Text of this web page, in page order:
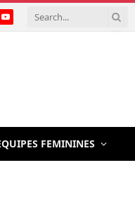
YouTube
FEMININES